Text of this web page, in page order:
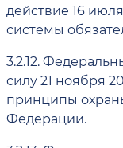
действие 16
системы
3.2.12.
силу 21 ноября
принципы
Федерации.